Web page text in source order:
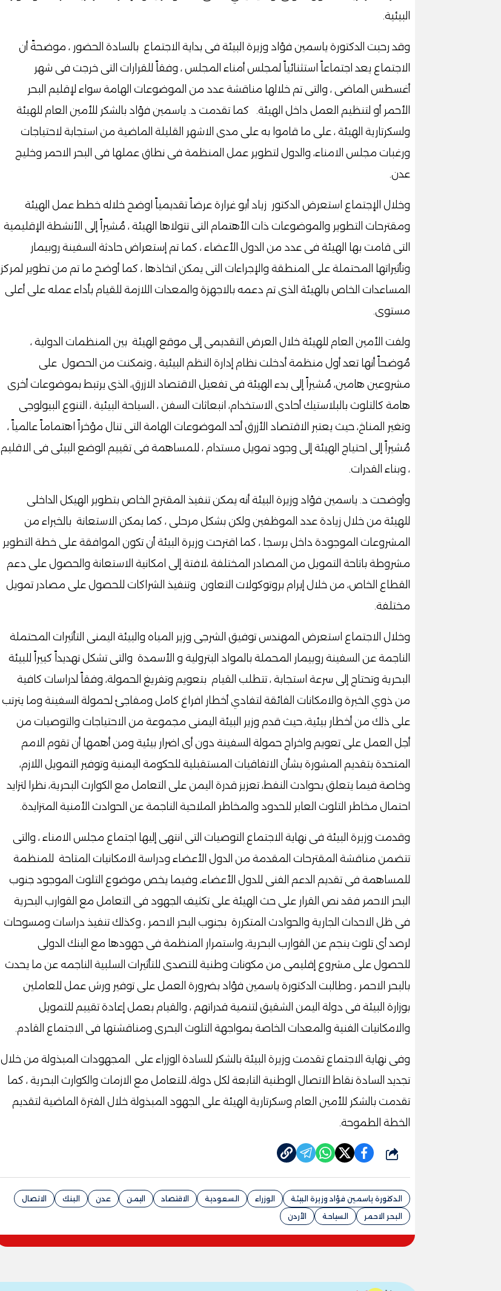
البيئية.
وقد رحبت الدكتورة ياسمين فؤاد وزيرة البيئة فى بداية الاجتماع بالسادة الحضور ، موضحةً أن
الاجتماع يعد اجتماعاً استثنائياً لمجلس أمناء المجلس ، وفقاً للقرارات التى خرجت فى شهر
أغسطس الماضى ، والتى تم خلالها مناقشة عدد من الموضوعات الهامة سواء لإقليم البحر
الأحمر أو لتنظيم العمل داخل الهيئة. كما تقدمت د. ياسمين فؤاد بالشكر للأمين العام للهيئة
ولسكرتارية الهيئة ، على ما قاموا به على مدى الاشهر القليلة الماضية من استجابة لاحتياجات
ورغبات مجلس الامناء، والدول لتطوير عمل المنظمة فى نطاق عملها فى البحر الاحمر وخليج
عدن.
وخلال الإجتماع استعرض الدكتور زياد أبو غرارة عرضاً تقديمياً اوضح خلاله خطط عمل الهيئة
ومقترحات التطوير والموضوعات ذات الأهتمام التى تتولاها الهيئة ، مُشيراً إلى الأنشطة الإقليمية
التى قامت بها الهيئة فى عدد من الدول الأعضاء ، كما تم إستعراض حادثة السفينة روبيمار
وتأثيراتها المحتملة على المنطقة والإجراءات التى يمكن اتخاذها ، كما أوضح ما تم من تطوير لمركز
المساعدات الخاص بالهيئة الذى تم دعمه بالاجهزة والمعدات اللازمة للقيام بأداء عمله على أعلى
مستوى.
ولفت الأمين العام للهيئة خلال العرض التقديمى إلى موقع الهيئة بين المنظمات الدولية ،
مُوضحاً أنها تعد أول منظمة أدخلت نظام إدارة النظم البيئية ، وتمكنت من الحصول على
مشروعين هامين، مُشيراً إلى بدء الهيئة فى تفعيل الاقتصاد الازرق، الذى يرتبط بموضوعات أخرى
هامة كالتلوث بالبلاستيك أحادى الاستخدام، انبعاثات السفن ، السياحة البيئية ، التنوع البيولوجى
وتغير المناخ، حيث يعتبر الاقتصاد الأزرق أحد الموضوعات الهامة التى تنال مؤخراً اهتماماً عالمياً ،
مُشيراً إلى احتياج الهيئة إلى وجود تمويل مستدام ، للمساهمة فى تقييم الوضع البيئى فى الاقليم
، وبناء القدرات.
وأوضحت د. ياسمين فؤاد وزيرة البيئة أنه يمكن تنفيذ المقترح الخاص بتطوير الهيكل الداخلى
للهيئة من خلال زيادة عدد الموظفين ولكن بشكل مرحلى ، كما يمكن الاستعانة بالخبراء من
المشروعات الموجودة داخل برسجا ، كما اقترحت وزيرة البيئة أن تكون الموافقة على خطة التطوير
مشروطة باتاحة التمويل من المصادر المختلفة ،لافتة إلى امكانية الاستعانة والحصول على دعم
القطاع الخاص، من خلال إبرام بروتوكولات التعاون وتنفيذ الشراكات للحصول على مصادر تمويل
مختلفة.
وخلال الاجتماع استعرض المهندس توفيق الشرجى وزير المياه والبيئة اليمنى التأثيرات المحتملة
الناجمة عن السفينة روبيمار المحملة بالمواد البترولية و الأسمدة والتى تشكل تهديداً كبيراً للبيئة
البحرية وتحتاج إلى سرعة استجابة ، تتطلب القيام بتعويم وتفريغ الحمولة، وفقاً لدراسات كافية
من ذوي الخبرة والامكانات الفائقة لتفادي أخطار افراغ کامل ومفاجئ لحمولة السفينة وما يترتب
على ذلك من أخطار بيئية، حيث قدم وزير البيئة اليمنى مجموعة من الاحتياجات والتوصيات من
أجل العمل على تعويم واخراج حمولة السفينة دون أى اضرار بيئية ومن أهمها أن تقوم الامم
المتحدة بتقديم المشورة بشأن الاتفاقيات المستقبلية للحكومة اليمنية وتوفير التمويل اللازم،
وخاصة فيما يتعلق بحوادث النفط، تعزيز قدرة اليمن على التعامل مع الكوارث البحرية، نظرا لتزايد
احتمال مخاطر التلوث العابر للحدود والمخاطر الملاحية الناجمة عن الحوادث الأمنية المتزايدة.
وقدمت وزيرة البيئة فى نهاية الاجتماع التوصيات التى انتهى إليها اجتماع مجلس الامناء ، والتى
تتضمن مناقشة المقترحات المقدمة من الدول الأعضاء ودراسة الامكانيات المتاحة للمنظمة
للمساهمة فى تقديم الدعم الفنى للدول الأعضاء، وفيما يخص موضوع التلوث الموجود جنوب
البحر الاحمر فقد نص القرار على حث الهيئة على تكثيف الجهود فى التعامل مع القوارب البحرية
فى ظل الاحداث الجارية والحوادث المتكررة بجنوب البحر الاحمر ، وكذلك تنفيذ دراسات ومسوحات
لرصد أى تلوث ينجم عن القوارب البحرية، واستمرار المنظمة فى جهودها مع البنك الدولى
للحصول على مشروع إقليمى من مكونات وطنية للتصدى للتأثيرات السلبية الناجمه عن ما يحدث
بالبحر الاحمر ، وطالبت الدكتورة ياسمين فؤاد بضرورة العمل على توفير ورش عمل للعاملين
بوزارة البيئة فى دولة اليمن الشقيق لتنمية قدراتهم ، والقيام بعمل إعادة تقييم للتمويل
والامكانيات الفنية والمعدات الخاصة بمواجهة التلوث البحرى ومناقشتها فى الاجتماع القادم.
وفى نهاية الاجتماع تقدمت وزيرة البيئة بالشكر للسادة الوزراء على المجهودات المبذولة من خلال
تجديد السادة نقاط الاتصال الوطنية التابعة لكل دولة، للتعامل مع الازمات والكوارث البحرية ، كما
تقدمت بالشكر للأمين العام وسكرتارية الهيئة على الجهود المبذولة خلال الفترة الماضية لتقديم
الخطة الطموحة.
شارك
الدكتورة ياسمين فؤاد وزيرة البيئة الوزراء السعودية الاقتصاد اليمن عدن البنك
الاتصال
البحر الاحمر
السياحة الأردن